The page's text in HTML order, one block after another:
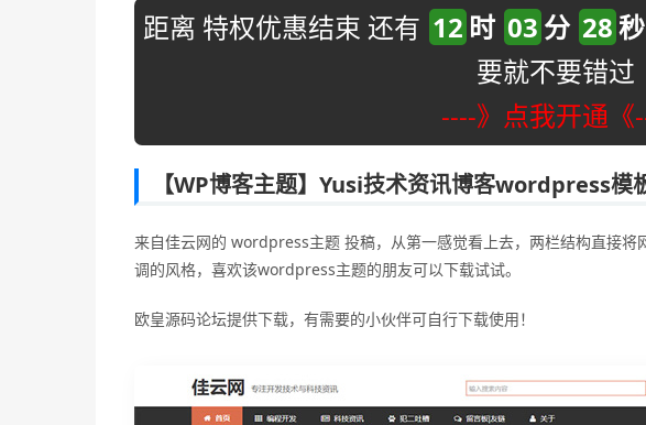
距离 特权优惠结束 还有 12 时 03 分 27秒
要就不要错过
----》点我开通《
【WP博客主题】Yusi技术资讯博客wordpress模
来自佳云网的 wordpress主题 投稿，从第一感觉看上去，两栏结构直接将
调的风格，喜欢该wordpress主题的朋友可以下载试试。
欧皇源码论坛提供下载，有需要的小伙伴可自行下载使用！